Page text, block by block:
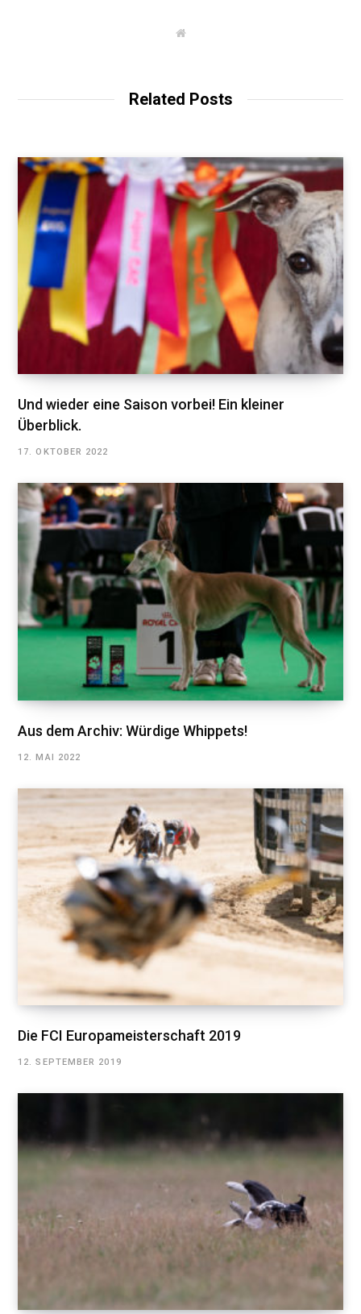
W
Related Posts
Und wieder eine Saison vorbei! Ein kleiner
Überblick.
17. OKTOBER 2022
Aus dem Archiv: Würdige Whippets!
12. MAI 2022
Die FCI Europameisterschaft 2019
12. SEPTEMBER 2019